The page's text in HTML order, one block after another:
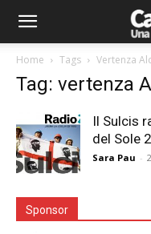
Home Tags Vertenza
Tag: vertenza
Il Sulcis
del Sole
Sara Pau -
Sponsor